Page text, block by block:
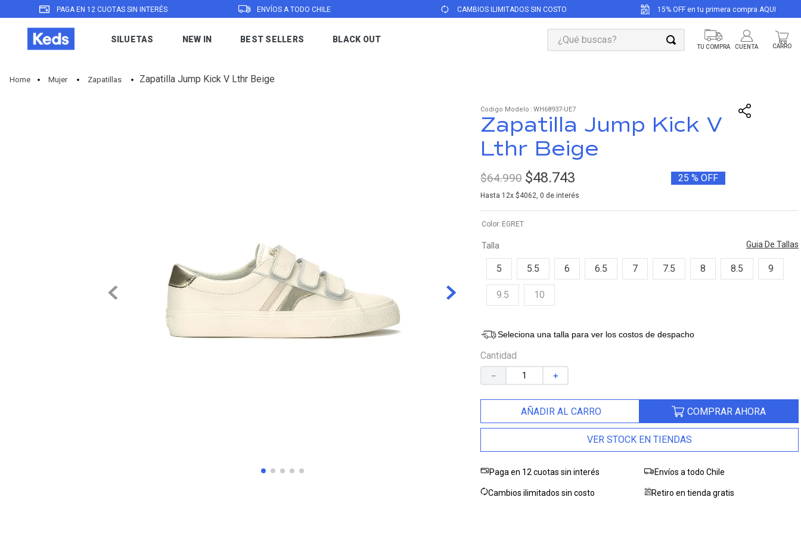
PAGA EN 12 CUOTAS SIN INTERÉS ENVÍOS A TODO CHILE CAMBIOS ILIMITADOS SIN COSTO 15% OFF en tu primera compra AQUI
SILUETAS NEW IN BEST SELLERS BLACK OUT
¿Qué buscas?
Mujer Zapatillas Zapatilla Jump Kick V Lthr Beige
: WH68937-UE7
Zapatilla Jump Kick V
Lthr Beige
$64.990 $48.743 25 % OFF
Hasta 12x $4062, 0 de interés
Color EGRET
Guia De Tallas
Talla
5 5.5 6 6.5 7 7.5 8 8.5 9
9.5 10
Seleciona una talla para ver los costos de despacho
Cantidad
＋
－
AÑADIR AL CARRO COMPRAR AHORA
VER STOCK EN TIENDAS
Paga en 12 cuotas sin interés Envíos a todo Chile
Cambios ilimitados sin costo Retiro en tienda gratis
10. kickback